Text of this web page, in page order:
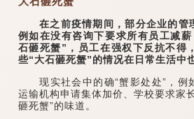
在之前疫情期间，部分企业的管
例如在没有咨询下要求所有员工减
石砸死蟹”，员工在强权下反抗不得
些“大石砸死蟹”的情况在日常生活中
现实社会中的确“蟹影处处”，例
运输机构申请集体加价、学校要求家
砸死蟹”的味道。